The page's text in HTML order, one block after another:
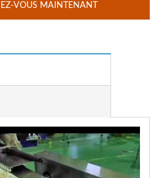
VOUS MAINTENANT